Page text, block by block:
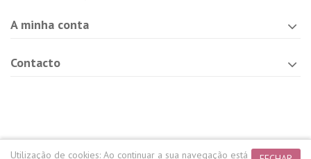
A minha conta
Contacto
Utilização de cookies: Ao continuar a sua navegação está